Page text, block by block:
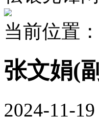
当前位置：
张文娟(
2024-11-19